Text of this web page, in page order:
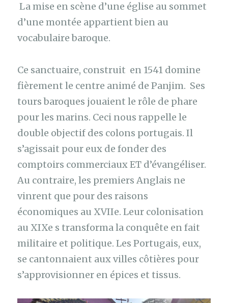
La mise en scène d’une église au sommet
d’une montée appartient bien au
vocabulaire baroque.
Ce sanctuaire, construit en 1541 domine
fièrement le centre animé de Panjim. Ses
tours baroques jouaient le rôle de phare
pour les marins. Ceci nous rappelle le
double objectif des colons portugais. Il
s’agissait pour eux de fonder des
comptoirs commerciaux ET d’évangéliser.
Au contraire, les premiers Anglais ne
vinrent que pour des raisons
économiques au XVIIe. Leur colonisation
au XIXe s transforma la conquête en fait
militaire et politique. Les Portugais, eux,
se cantonnaient aux villes côtières pour
s’approvisionner en épices et tissus.